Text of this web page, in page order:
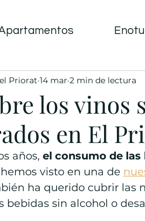
los vinos
en El
Priorat 14 mar 2 min de lectura
años, el consumo de
visto en una de
ha querido cubrir las
bebidas sin alcohol o